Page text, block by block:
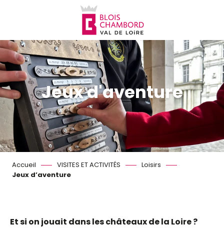
principal
Jeux d'aventure
Accueil VISITES ET ACTIVITÉS
Loisirs
Jeux d’aventure
Et si on jouait dans les châteaux de la Loire ?